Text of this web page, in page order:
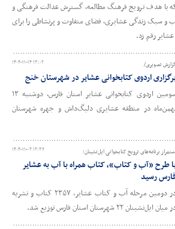
با هدف ترویج فرهنگ مطالعه، گسترش عدالت فرهنگی و
و سبک زندگی عشایری، فضای متفاوت و پرنشاطی را برای
رقم زد.
۱۴۰۴-۱۱-۱۴ ۱۳:۰۲ تصویری/
اردوی کتابخوانی عشایر در شهرستان خنج
سومین اردوی کتابخوانی عشایر استان فارس، دوشنبه ۱۳
در منطقه عشایری دلیگ‌داش و جهره شهرستان
۱۴۰۴-۱۱-۰۲ ۱۲:۳۶ برنامه‌های ترویج کتابخوانی ایل‌نشینان؛
طرح «آب و کتاب»، کتاب همراه با آب به عشایر
فارس رسید
در دومین مرحله آب و کتاب عشایر، ۲۳۵۷ کتاب و نشریه
ایل‌نشینان ۲۲ شهرستان استان فارس توزیع شد.